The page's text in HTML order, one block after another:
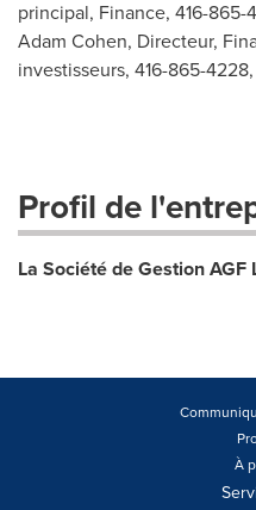
principal, Finance, 416-865-
Adam Cohen, Directeur,
investisseurs, 416-865-4228,
Profil de
La Société de Gestion AGF
À